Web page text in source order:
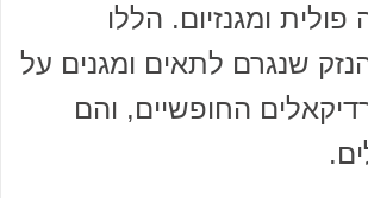
פולית ומגנזיום. הללו
שנגרם לתאים ומגנים על
החופשיים, והם